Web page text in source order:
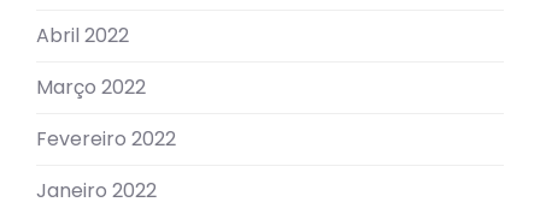
Abril 2022
Março 2022
Fevereiro 2022
Janeiro 2022